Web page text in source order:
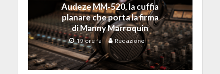
Audeze MM-520, la cuffia
planare che porta la firma
di Manny Marroquin
19 ore fa Redazione